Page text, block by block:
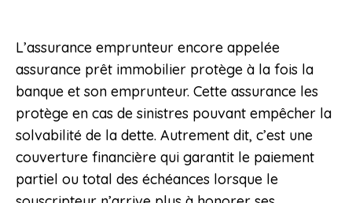
L’assurance emprunteur encore appelée
assurance prêt immobilier protège à la fois la
banque et son emprunteur. Cette assurance les
protège en cas de sinistres pouvant empêcher la
solvabilité de la dette. Autrement dit, c’est une
couverture financière qui garantit le paiement
partiel ou total des échéances lorsque le